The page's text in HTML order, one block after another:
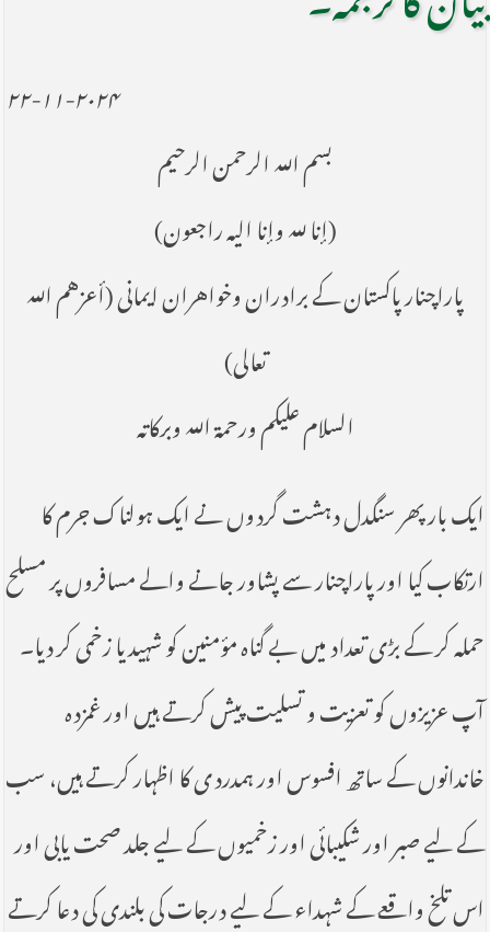
۲۲-۱۱-۲۰۲۴
بسم الله الرحمن الرحیم
(إنا لله وإنا الیه راجعون)
پاراچنار پاکستان کے برادران وخواهران ایمانی (أعزهم الله
تعالی)
السلام علیکم ورحمة الله وبرکاته
ایک بار پھر سنگدل دہشت گردوں نے ایک ہولناک جرم کا
ارتکاب کیا اور پاراچنار سے پشاور جانے والے مسافروں پر مسلح
حملہ کر کے بڑی تعداد میں بے گناہ مؤمنین کو شہید یا زخمی کر دیا۔
آپ عزیزوں کو تعزیت و تسلیت پیش کرتے ہیں اور غمزدہ
خاندانوں کے ساتھ افسوس اور ہمدردی کا اظہار کرتے ہیں، سب
کے لیے صبر اور شکیبائی اور زخمیوں کے لیے جلد صحت یابی اور
اس تلخ واقعے کے شہداء کے لیے درجات کی بلندی کی دعا کرتے